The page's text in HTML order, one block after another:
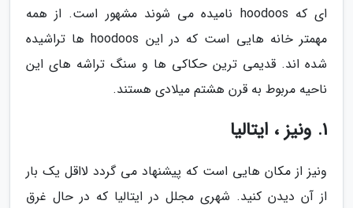
ای که hoodoos نامیده می شوند مشهور است. از همه
مهمتر خانه هایی است که در این hoodoos ها تراشیده
شده اند. قدیمی ترین حکاکی ها و سنگ تراشه های این
ناحیه مربوط به قرن هشتم میلادی هستند.
1. ونیز ، ایتالیا
ونیز از مکان هایی است که پیشنهاد می گردد لااقل یک بار
از آن دیدن کنید. شهری مجلل در ایتالیا که در حال غرق